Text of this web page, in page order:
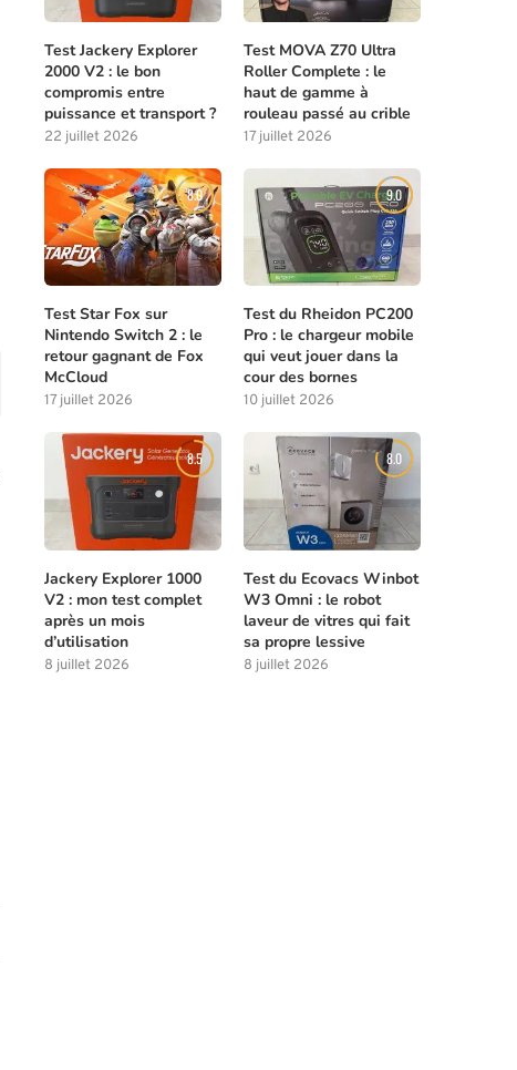
Test Jackery Explorer
2000 V2 : le bon
compromis entre
puissance et transport ?
22 juillet 2026
Test MOVA Z70 Ultra
Roller Complete : le
haut de gamme à
rouleau passé au crible
17 juillet 2026
8.0
Test Star Fox sur
Nintendo Switch 2 : le
retour gagnant de Fox
McCloud
17 juillet 2026
9.0
Test du Rheidon PC200
Pro : le chargeur mobile
qui veut jouer dans la
cour des bornes
10 juillet 2026
8.5
Jackery Explorer 1000
V2 : mon test complet
après un mois
d’utilisation
8 juillet 2026
8.0
Test du Ecovacs Winbot
W3 Omni : le robot
laveur de vitres qui fait
sa propre lessive
8 juillet 2026